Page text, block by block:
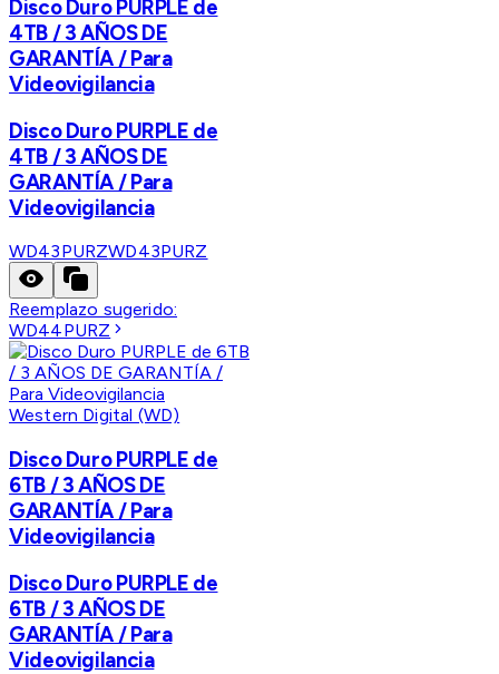
Disco Duro PURPLE de
4TB / 3 AÑOS DE
GARANTÍA / Para
Videovigilancia
Disco Duro PURPLE de
4TB / 3 AÑOS DE
GARANTÍA / Para
Videovigilancia
WD43PURZWD43PURZ
Reemplazo sugerido:
WD44PURZ
Western Digital (WD)
Disco Duro PURPLE de
6TB / 3 AÑOS DE
GARANTÍA / Para
Videovigilancia
Disco Duro PURPLE de
6TB / 3 AÑOS DE
GARANTÍA / Para
Videovigilancia